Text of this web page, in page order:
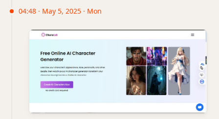
04:48 · May 5, 2025 · Mon